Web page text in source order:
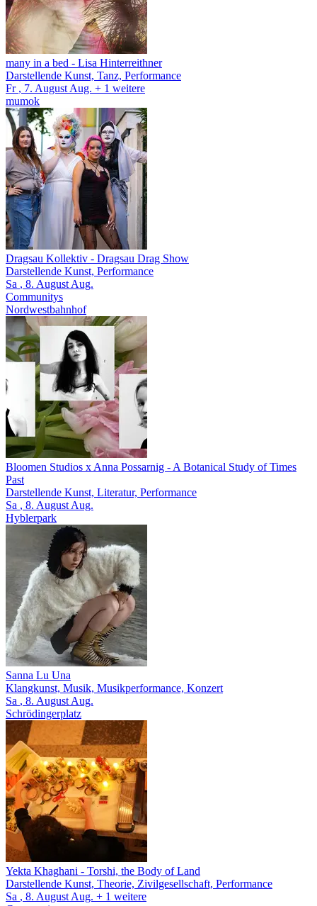
many in a bed - Lisa Hinterreithner
Darstellende Kunst, Tanz, Performance
Fr , 7. August Aug. + 1 weitere
mumok
Dragsau Kollektiv - Dragsau Drag Show
Darstellende Kunst, Performance
Sa , 8. August Aug.
Communitys
Nordwestbahnhof
Bloomen Studios x Anna Possarnig - A Botanical Study of Times
Past
Darstellende Kunst, Literatur, Performance
Sa , 8. August Aug.
Hyblerpark
Sanna Lu Una
Klangkunst, Musik, Musikperformance, Konzert
Sa , 8. August Aug.
Schrödingerplatz
Yekta Khaghani - Torshi, the Body of Land
Darstellende Kunst, Theorie, Zivilgesellschaft, Performance
Sa , 8. August Aug. + 1 weitere